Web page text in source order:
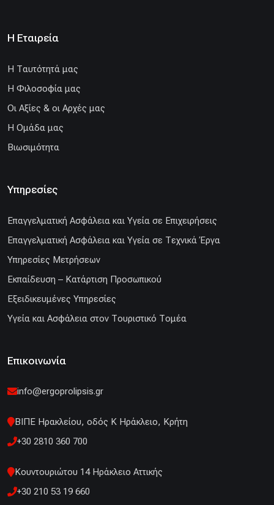
Η Εταιρεία
H Ταυτότητά μας
Η Φιλοσοφία μας
Οι Αξίες & οι Αρχές μας
Η Ομάδα μας
Βιωσιμότητα
Υπηρεσίες
Επαγγελματική Ασφάλεια και Υγεία σε Επιχειρήσεις
Επαγγελματική Ασφάλεια και Υγεία σε Τεχνικά Έργα
Υπηρεσίες Μετρήσεων
Εκπαίδευση – Κατάρτιση Προσωπικού
Εξειδικευμένες Υπηρεσίες
Υγεία και Ασφάλεια στον Τουριστικό Τομέα
Επικοινωνία
info@ergoprolipsis.gr
ΒΙΠΕ Ηρακλείου, οδός Κ Ηράκλειο, Κρήτη
+30 2810 360 700
Κουντουριώτου 14 Ηράκλειο Αττικής
+30 210 53 19 660